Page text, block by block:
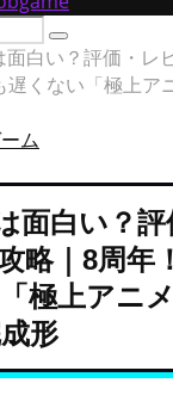
Search
面白い？評価・レ
遅くない「極上ア
ム
面白い？
略｜8周年
極上アニ
形